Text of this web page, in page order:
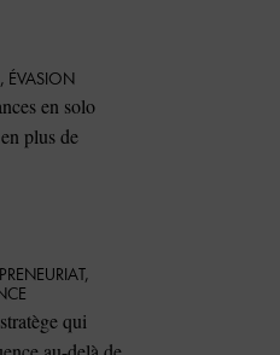
, ÉVASION
en solo
plus de
,
qui